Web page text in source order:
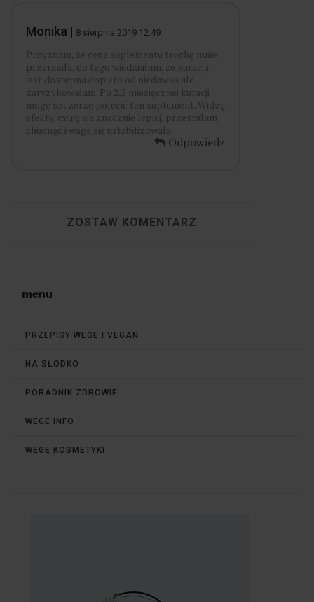
Monika | 8 sierpnia 2019 12:49
Przyznam, że cena suplementu trochę mnie
przeraziła, do tego wiedziałam, że kuracja
jest dostępna dopiero od niedawna ale
zaryzykowałam. Po 2,5 miesięcznej kuracji
mogę szczerze polecić ten suplement. Widzę
efekty, czuję sie znacznie lepiej, przestałam
chudnąć i waga sie ustabilizowała.
Odpowiedz
ZOSTAW KOMENTARZ
menu
PRZEPISY WEGE I VEGAN
NA SŁODKO
PORADNIK ZDROWIE
WEGE INFO
WEGE KOSMETYKI